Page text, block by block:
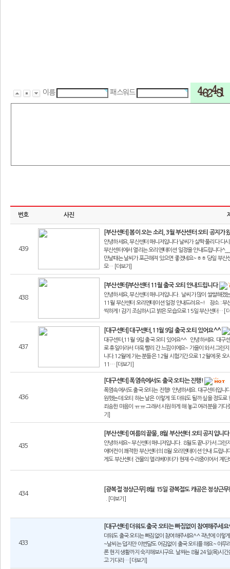
이름 패스워드
번호 사진
439
[부산센터] 봄이 오는 소리, 3월 부산센터 오티 공지가
안녕하세요, 부산센터 매니저입니다 날씨가 살짝 풀리다 다
부산센터에서 열리는 오리엔테이션 일정을 안내드립니다
만날때는 날씨가 포근해져 있으면 좋겠네요~ㅎㅎ 당일 부
모… [더보기]
438
[부산센터]부산센터 11월 출국 오티 안내드립니다
안녕하세요, 부산센터 매니저입니다. 날씨가 많이 쌀쌀해졌
11월 부산센터 오리엔테이션 일정 안내드려요~! 장소 :
씩하게! 감기 조심하시고 밝은 모습으로 15일 부산센터… [
437
[대구센터] 대구센터,11월 9일 출국 오티 있어요^^
대구센터,11월 9일 출국 오티 있어요^^ 안녕하세요. 대구
로 휴일이라서 더욱 빨리 간 느낌이에요~ 가을이 와서 그런
니다.12월에 가는 분들은 12월 시험기간으로 12월에 못 오
11… [더보기]
436
[대구센터] 폭염속에서도 출국 오티는 진행!
폭염속에서도 출국 오티는 진행! 안녕하세요. 대구센터입니
원했는데 오티 하는 날은 이렇게 또 더워도 될까 싶을 정도
죄송한 마음이 ㅠ.ㅠ 그래서 시원하게 해 놓고 여러분을 기
기]
435
[부산센터] 여름의 끝물, 8월 부산센터 오티 공지입니다
안녕하세요~ 부산센터 매니저입니다. 8월도 끝나가서 그
에어컨이 쾌적한 부산센터의 8월 오리엔테이션 안내 드
게도 부산센터 건물의 엘리베이터가 현재 수리중이어서 계
434
[광복절 정상근무] 8월 15일 광복절도 캐공은 정상근
. [더보기]
433
[대구센터] 더워도 출국 오티는 빠짐없이 참여해주세
더워도 출국 오티는 빠짐없이 참여해주세요^^ 작년에 이렇
~날씨는 덥지만 이번달도 어김없이 출국 오티를 해요~ 아
론 현지 생활까지 숙지해보시구요. 날짜는 8월 24일(목)시
고 기다리… [더보기]